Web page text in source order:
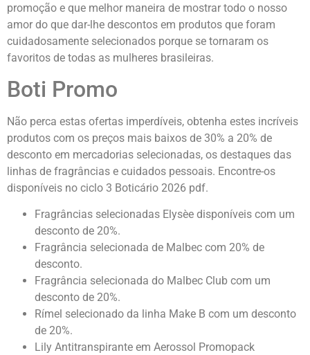
promoção e que melhor maneira de mostrar todo o nosso
amor do que dar-lhe descontos em produtos que foram
cuidadosamente selecionados porque se tornaram os
favoritos de todas as mulheres brasileiras.
Boti Promo
Não perca estas ofertas imperdíveis, obtenha estes incríveis
produtos com os preços mais baixos de 30% a 20% de
desconto em mercadorias selecionadas, os destaques das
linhas de fragrâncias e cuidados pessoais. Encontre-os
disponíveis no ciclo 3 Boticário 2026 pdf.
Fragrâncias selecionadas Elysèe disponíveis com um
desconto de 20%.
Fragrância selecionada de Malbec com 20% de
desconto.
Fragrância selecionada do Malbec Club com um
desconto de 20%.
Rímel selecionado da linha Make B com um desconto
de 20%.
Lily Antitranspirante em Aerossol Promopack